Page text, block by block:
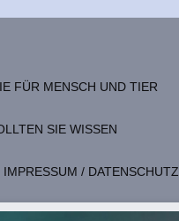
FÜR MENSCH UND TIER
SIE WISSEN
IMPRESSUM / DATENSCHUTZ